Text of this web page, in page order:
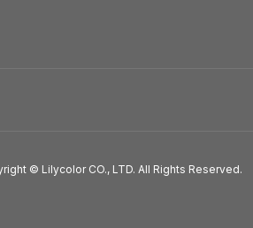
© Lilycolor CO., LTD. All Rights Reserved.